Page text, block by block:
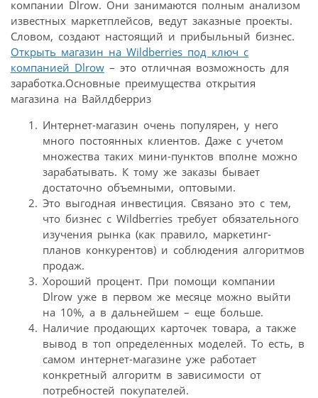
компании Dlrow. Они занимаются полным анализом
известных маркетплейсов, ведут заказные проекты.
Словом, создают настоящий и прибыльный бизнес.
Открыть магазин на Wildberries под ключ с
компанией Dlrow – это отличная возможность для
заработка.Основные преимущества открытия
магазина на Вайлдберриз
Интернет-магазин очень популярен, у него
много постоянных клиентов. Даже с учетом
множества таких мини-пунктов вполне можно
зарабатывать. К тому же заказы бывает
достаточно объемными, оптовыми.
Это выгодная инвестиция. Связано это с тем,
что бизнес с Wildberries требует обязательного
изучения рынка (как правило, маркетинг-
планов конкурентов) и соблюдения алгоритмов
продаж.
Хороший процент. При помощи компании
Dlrow уже в первом же месяце можно выйти
на 10%, а в дальнейшем – еще больше.
Наличие продающих карточек товара, а также
вывод в топ определенных моделей. То есть, в
самом интернет-магазине уже работает
конкретный алгоритм в зависимости от
потребностей покупателей.